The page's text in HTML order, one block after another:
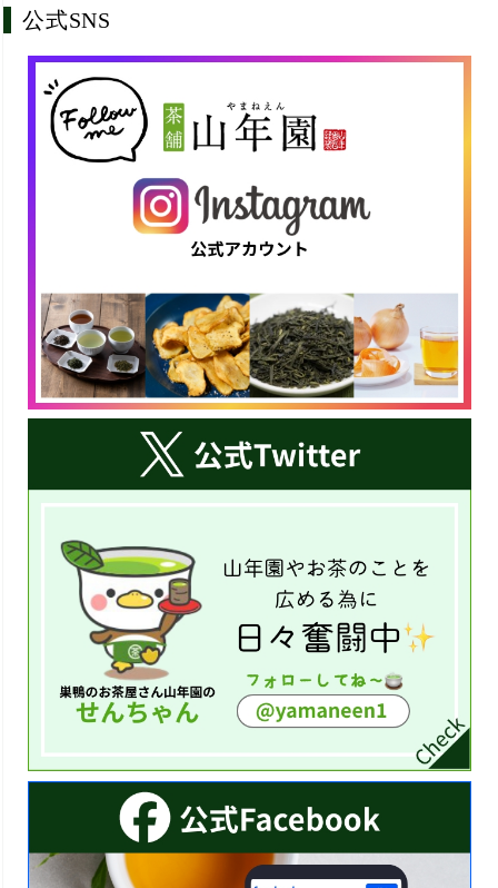
公式SNS